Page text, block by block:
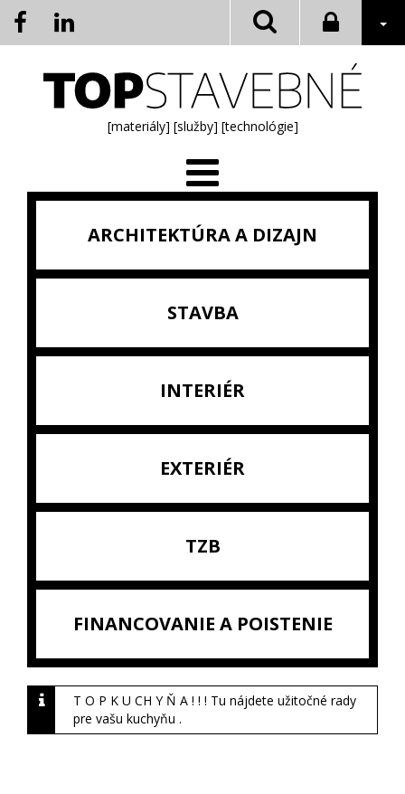
[materiály] [služby] [technológie]
ARCHITEKTÚRA A DIZAJN
STAVBA
INTERIÉR
EXTERIÉR
TZB
FINANCOVANIE A POISTENIE
T O P K U CH Y Ň A ! ! ! Tu nájdete užitočné rady
pre vašu kuchyňu .